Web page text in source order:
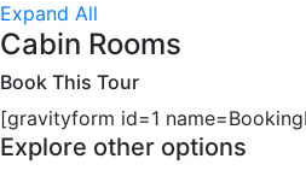
Expand All
Cabin Rooms
Book This Tour
[gravityform id=1
Explore other options